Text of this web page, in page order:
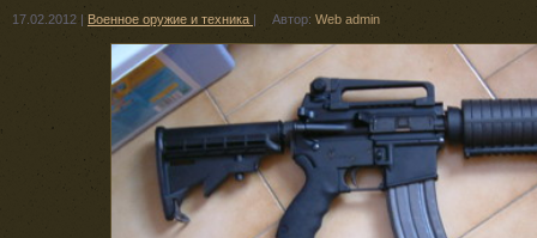
17.02.2012 | Военное оружие и техника | Автор: Web admin